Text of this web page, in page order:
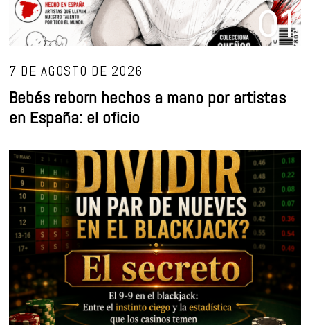
01
7 DE AGOSTO DE 2026
Bebés reborn hechos a mano por artistas
en España: el oficio